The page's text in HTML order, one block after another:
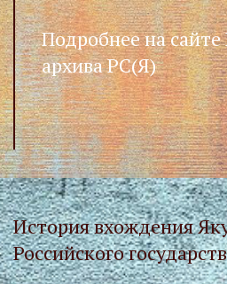
Подробнее на
архива РС(Я)
История вхождения
Российского